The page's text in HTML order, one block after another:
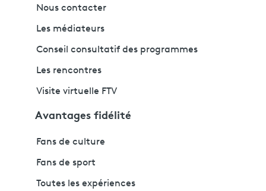
Nous contacter
Les médiateurs
Conseil consultatif des programmes
Les rencontres
Visite virtuelle FTV
Avantages fidélité
Fans de culture
Fans de sport
Toutes les expériences